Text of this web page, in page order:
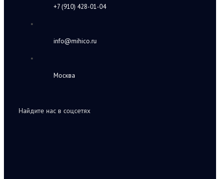
+7 (910) 428-01-04
info@mihico.ru
Москва
Найдите нас в соцсетях